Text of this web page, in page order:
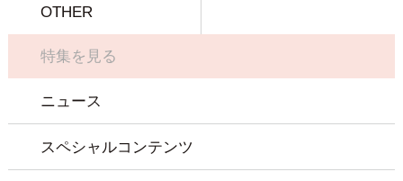
OTHER
特集を見る
ニュース
スペシャルコンテンツ